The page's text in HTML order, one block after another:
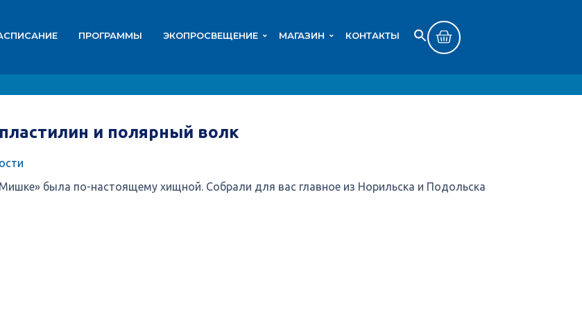
ПРОГРАММЫ ЭКОПРОСВЕЩЕНИЕ МАГАЗИН КОНТАКТЫ
Search
SEARCH BUTTON
и полярный волк
была по-настоящему хищной. Собрали для вас главное из Норильска и Подольска